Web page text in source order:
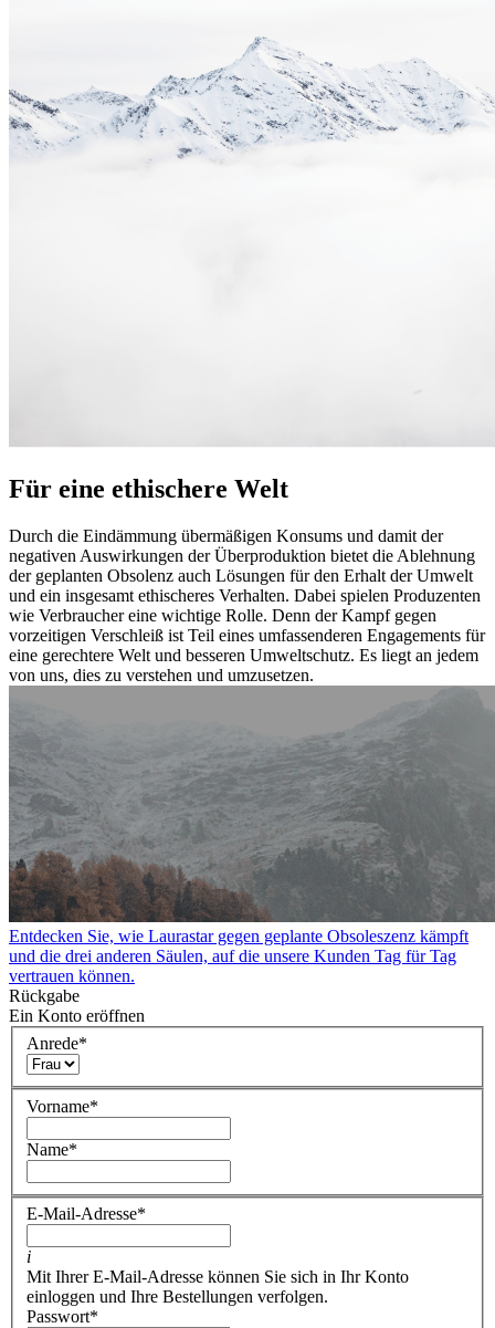
Für eine ethischere Welt
Durch die Eindämmung übermäßigen Konsums und damit der
negativen Auswirkungen der Überproduktion bietet die Ablehnung
der geplanten Obsolenz auch Lösungen für den Erhalt der Umwelt
und ein insgesamt ethischeres Verhalten. Dabei spielen Produzenten
wie Verbraucher eine wichtige Rolle. Denn der Kampf gegen
vorzeitigen Verschleiß ist Teil eines umfassenderen Engagements für
eine gerechtere Welt und besseren Umweltschutz. Es liegt an jedem
von uns, dies zu verstehen und umzusetzen.
Entdecken Sie, wie Laurastar gegen geplante Obsoleszenz kämpft
und die drei anderen Säulen, auf die unsere Kunden Tag für Tag
vertrauen können.
Rückgabe
Ein Konto eröffnen
Anrede*
Vorname*
Name*
E-Mail-Adresse*
i
Mit Ihrer E-Mail-Adresse können Sie sich in Ihr Konto
einloggen und Ihre Bestellungen verfolgen.
Passwort*